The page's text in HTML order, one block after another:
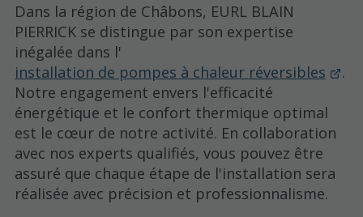
Dans la région de Châbons, EURL BLAIN
PIERRICK se distingue par son expertise
inégalée dans l'
installation de pompes à chaleur réversibles
.
Notre engagement envers l'efficacité
énergétique et le confort thermique optimal
est le cœur de notre activité. En collaboration
avec nos experts qualifiés, vous pouvez être
assuré que chaque étape de l'installation sera
réalisée avec précision et professionnalisme.